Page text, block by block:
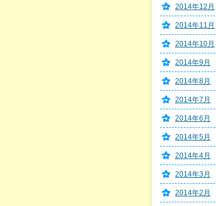
2014年12月
2014年11月
2014年10月
2014年9月
2014年8月
2014年7月
2014年6月
2014年5月
2014年4月
2014年3月
2014年2月